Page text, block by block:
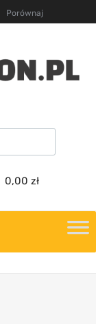
Porównaj
0,00 zł